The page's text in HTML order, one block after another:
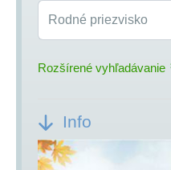
Rodné priezvisko
Rozšírené vyhľadávanie
Info